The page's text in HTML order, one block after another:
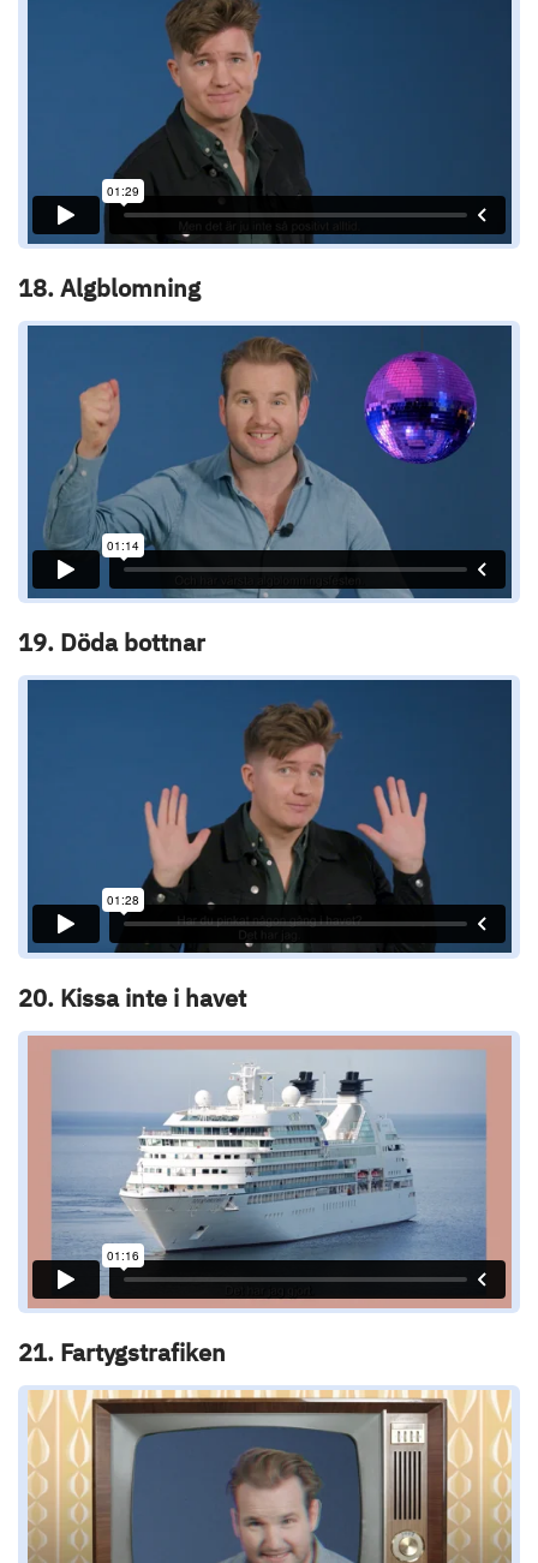
18. Algblomning
19. Döda bottnar
20. Kissa inte i havet
21. Fartygstrafiken